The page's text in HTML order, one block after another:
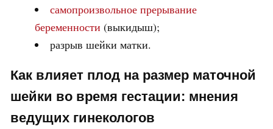
самопроизвольное прерывание
беременности (выкидыш);
разрыв шейки матки.
Как влияет плод на размер маточной
шейки во время гестации: мнения
ведущих гинекологов